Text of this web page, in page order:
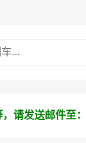
请发送邮件至：